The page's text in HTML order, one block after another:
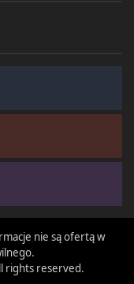
nie są ofertą w
rights reserved.